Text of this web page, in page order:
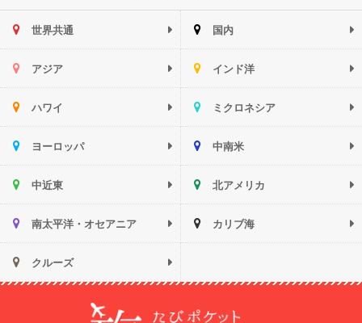
世界共通 国内
アジア インド洋
ハワイ ミクロネシア
ヨーロッパ 中南米
中近東 北アメリカ
南太平洋・オセアニア カリブ海
クルーズ